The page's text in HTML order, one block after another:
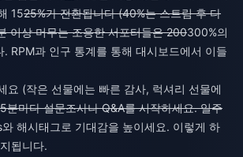
1525%가 전환됩니다 (40%는 스트림 후 다
이상 머무는 조용한 서포터들은 200300%의
RPM과 인구 통계를 통해 대시보드에서 이들
요 (작은 선물에는 빠른 감사, 럭셔리 선물에
분마다 설문조사나 Q&A를 시작하세요. 일주
해시태그로 기대감을 높이세요. 이렇게 하
됩니다.